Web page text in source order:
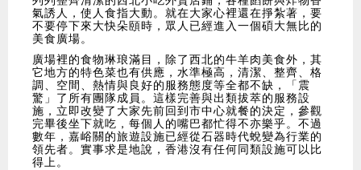
氣誘人，使人食指大動。就在大家心裡還在掙紮著，要
不要停下來大快朵頤時，眾人已經進入一個碩大無比的
美食廣場。
廣場裡的食物琳琅滿目，除了西北的牛羊肉美食外，其
它地方的特色菜也有供應，水準極高，清潔、整齊、格
調、空間、熱情與良好的服務態度等全都不缺，「震
驚」了所有團隊成員。這樣完善與出類拔萃的服務設
施，立即改變了大家先前回到市中心就餐的決定，參觀
完畢後坐下就吃，每個人的嘴巴都忙得不亦樂乎。不過
數年，嘉峪關的旅遊設施已經從石器時代蛻變為行業的
領先者。實事求是地說，香港沒有任何同類設施可以比
得上。